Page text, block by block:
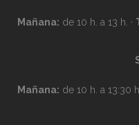
Mañana: de 10 h. a 13 h. ·
Mañana: de 10 h. a 13:30